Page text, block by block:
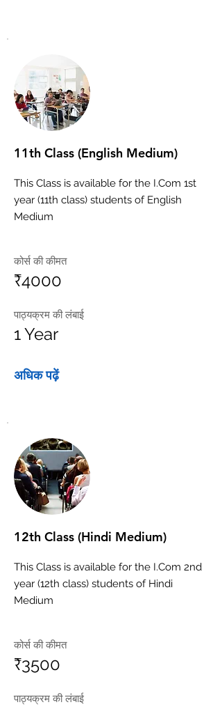
11th Class (English Medium)
This Class is available for the I.Com 1st
year (11th class) students of English
Medium
कोर्स की कीमत
₹4000
पाठ्यक्रम की लंबाई
1 Year
अधिक पढ़ें
12th Class (Hindi Medium)
This Class is available for the I.Com 2nd
year (12th class) students of Hindi
Medium
कोर्स की कीमत
₹3500
पाठ्यक्रम की लंबाई